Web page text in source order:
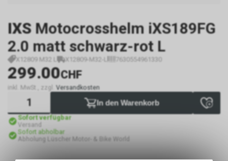
IXS Motocrosshelm iXS189FG
2.0 matt schwarz-rot L
X12809 M32 L X12809-M32-L 7630554961330
299.00CHF
inkl. MwSt., zzgl. Versandkosten
In den Warenkorb
Sofort verfügbar
Versand
Sofort abholbar
Abholung Lüscher Motor- & Bike World